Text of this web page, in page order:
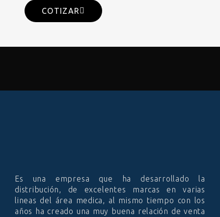
COTIZAR
Es una empresa que ha desarrollado la
distribución, de excelentes marcas en varias
lineas del área medica, al mismo tiempo con los
años ha creado una muy buena relación de venta